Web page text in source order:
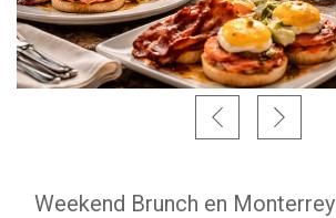
Weekend Brunch en Monterrey